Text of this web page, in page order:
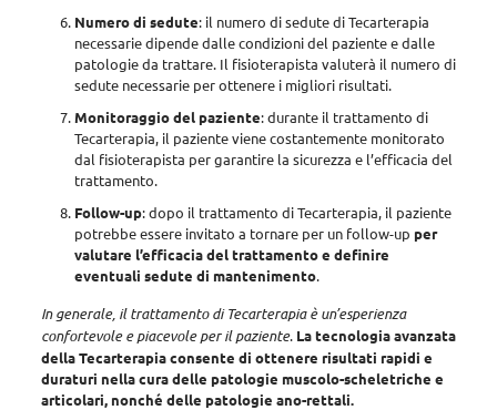
Numero di sedute: il numero di sedute di Tecarterapia
necessariedipende dalle condizioni del paziente e dalle
patologie da trattare. Il fisioterapista valuterà il numero di
sedute necessarie per ottenere i migliori risultati.
Monitoraggio del paziente: durante il trattamento di
Tecarterapia, il paziente viene costantemente monitorato
dal fisioterapista per garantire la sicurezza e l’efficacia del
trattamento.
Follow-up: dopo il trattamento di Tecarterapia, il paziente
potrebbe essere invitato a tornare per un follow-up per
valutare l’efficacia del trattamento e definire
eventuali sedute di mantenimento.
In generale, il trattamento di Tecarterapia è un’esperienza
confortevole e piacevole per il paziente. La tecnologia avanzata
della Tecarterapia consente di ottenere risultati rapidi e
duraturi nella cura delle patologie muscolo-scheletriche e
articolari, nonché delle patologie ano-rettali.